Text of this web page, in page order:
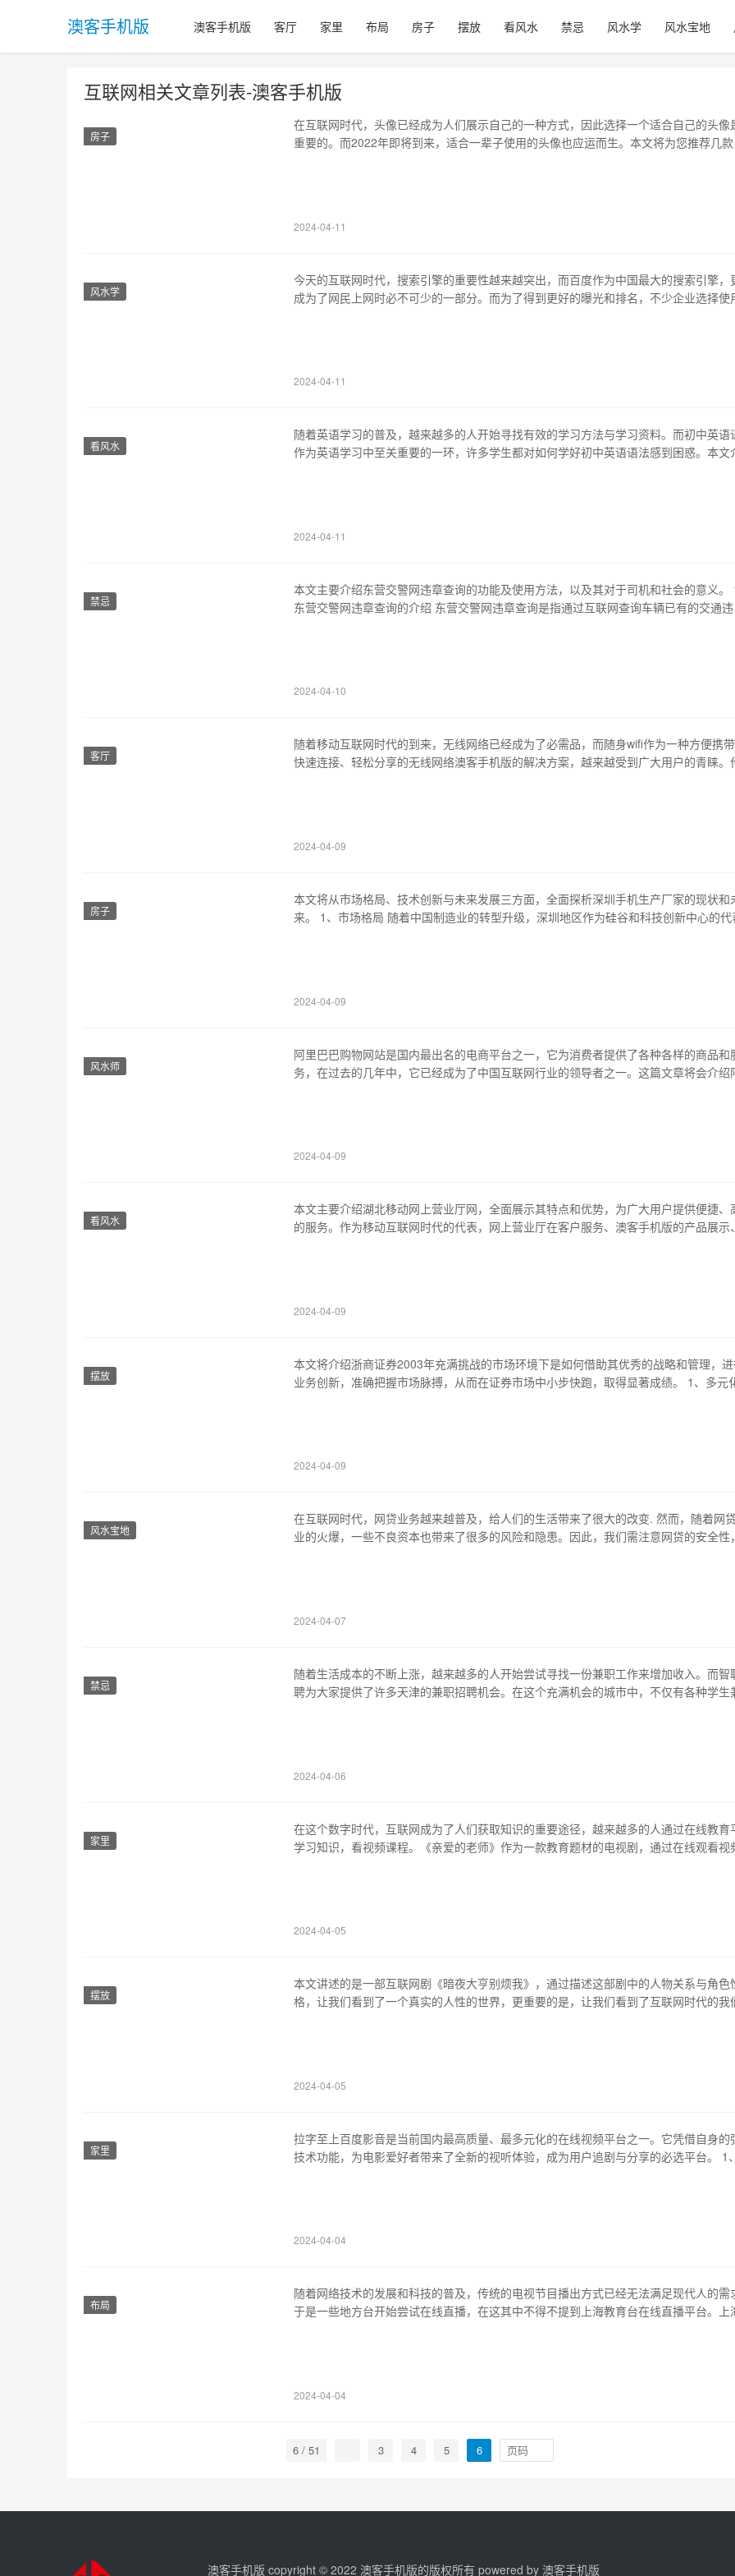
澳客手机版 澳客手机版 客厅 家里 布局 房子 摆放 看风水 禁忌 风水学 风水宝地
互联网相关文章列表-澳客手机版
房子
在互联网时代，头像已经成为人们展示自己的一种方式，因此选择一个适合自己的头像
重要的。而2022年即将到来，适合一辈子使用的头像也应运而生。本文将为您推荐几
2024-04-11
风水学
今天的互联网时代，搜索引擎的重要性越来越突出，而百度作为中国最大的搜索引擎，
成为了网民上网时必不可少的一部分。而为了得到更好的曝光和排名，不少企业选择使
2024-04-11
看风水
随着英语学习的普及，越来越多的人开始寻找有效的学习方法与学习资料。而初中英语
作为英语学习中至关重要的一环，许多学生都对如何学好初中英语语法感到困惑。本文
2024-04-11
禁忌
本文主要介绍东营交警网违章查询的功能及使用方法，以及其对于司机和社会的意义。 1
东营交警网违章查询的介绍 东营交警网违章查询是指通过互联网查询车辆已有的交通
2024-04-10
客厅
随着移动互联网时代的到来，无线网络已经成为了必需品，而随身wifi作为一种方便携带
快速连接、轻松分享的无线网络澳客手机版的解决方案，越来越受到广大用户的青睐。
2024-04-09
房子
本文将从市场格局、技术创新与未来发展三方面，全面探析深圳手机生产厂家的现状和
来。 1、市场格局 随着中国制造业的转型升级，深圳地区作为硅谷和科技创新中心的代
2024-04-09
风水师
阿里巴巴购物网站是国内最出名的电商平台之一，它为消费者提供了各种各样的商品和
务，在过去的几年中，它已经成为了中国互联网行业的领导者之一。这篇文章将会介绍
2024-04-09
看风水
本文主要介绍湖北移动网上营业厅网，全面展示其特点和优势，为广大用户提供便捷、
的服务。作为移动互联网时代的代表，网上营业厅在客户服务、澳客手机版的产品展示
2024-04-09
摆放
本文将介绍浙商证券2003年充满挑战的市场环境下是如何借助其优秀的战略和管理，
业务创新，准确把握市场脉搏，从而在证券市场中小步快跑，取得显著成绩。 1、多元
2024-04-09
风水宝地
在互联网时代，网贷业务越来越普及，给人们的生活带来了很大的改变. 然而，随着网
业的火爆，一些不良资本也带来了很多的风险和隐患。因此，我们需注意网贷的安全性
2024-04-07
禁忌
随着生活成本的不断上涨，越来越多的人开始尝试寻找一份兼职工作来增加收入。而智
聘为大家提供了许多天津的兼职招聘机会。在这个充满机会的城市中，不仅有各种学生
2024-04-06
家里
在这个数字时代，互联网成为了人们获取知识的重要途径，越来越多的人通过在线教育
学习知识，看视频课程。《亲爱的老师》作为一款教育题材的电视剧，通过在线观看视
2024-04-05
摆放
本文讲述的是一部互联网剧《暗夜大亨别烦我》，通过描述这部剧中的人物关系与角色
格，让我们看到了一个真实的人性的世界，更重要的是，让我们看到了互联网时代的我
2024-04-05
家里
拉字至上百度影音是当前国内最高质量、最多元化的在线视频平台之一。它凭借自身的
技术功能，为电影爱好者带来了全新的视听体验，成为用户追剧与分享的必选平台。 1
2024-04-04
布局
随着网络技术的发展和科技的普及，传统的电视节目播出方式已经无法满足现代人的需
于是一些地方台开始尝试在线直播，在这其中不得不提到上海教育台在线直播平台。上
2024-04-04
6 / 51 3 4 5 6
澳客手机版 copyright © 2022 澳客手机版的版权所有 powered by 澳客手机版